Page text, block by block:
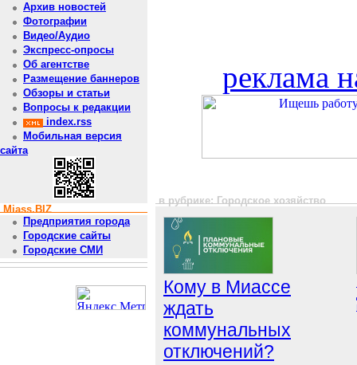
Архив новостей
Фотографии
Видео/Аудио
Экспресс-опросы
Об агентстве
Размещение баннеров
Обзоры и статьи
Вопросы к редакции
index.rss
Мобильная версия
сайта
Miass.BIZ
Предприятия города
Городские сайты
Городские СМИ
реклама
в рубрике: Городское хозяйство
Кому в Миассе
ждать
коммунальных
отключений?